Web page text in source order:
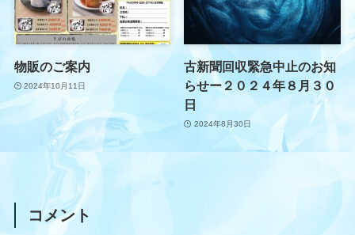
物販のご案内
2024年10月11日
古新聞回収緊急中止のお知
らせー２０２４年８月３０
日
2024年8月30日
コメント